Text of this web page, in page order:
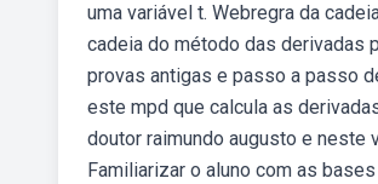
uma variável t. Webregra da
cadeia do método das derivadas
provas antigas e passo a passo
este mpd que calcula as
doutor raimundo augusto e neste
Familiarizar o aluno com as